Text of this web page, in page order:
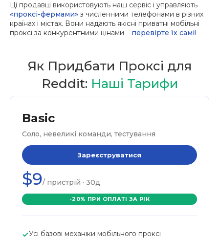
Ці продавці використовують наш сервіс і управляють
«проксі-фермами» з численними телефонами в різних
країнах і містах. Вони надають якісні приватні мобільні
проксі за конкурентними цінами – перевірте їх самі!
Як Придбати Проксі для
Reddit: Наші Тарифи
Basic
Соло, невеликі команди, тестування
Зареєструватися
$9/ пристрій · 30д
-20% ПРИ ОПЛАТІ ЗА РІК
Усі базові механіки мобільного проксі